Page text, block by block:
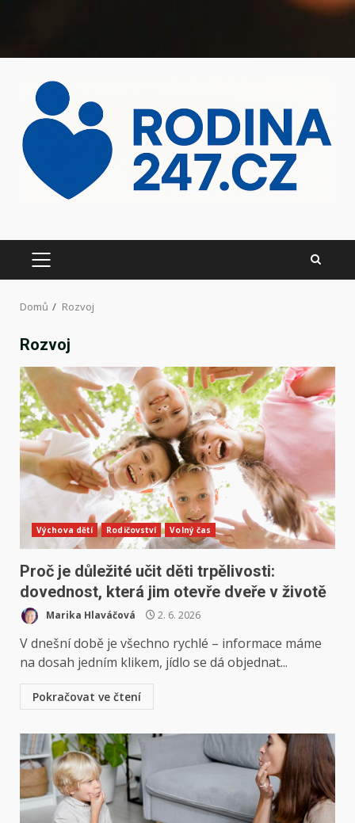
Domů Rozvoj
Rozvoj
Výchova dětí Rodičovství Volný čas
Proč je důležité učit děti trpělivosti:
dovednost, která jim otevře dveře v životě
Marika Hlaváčová 2. 6. 2026
V dnešní době je všechno rychlé – informace máme
na dosah jedním klikem, jídlo se dá objednat...
Pokračovat ve čtení